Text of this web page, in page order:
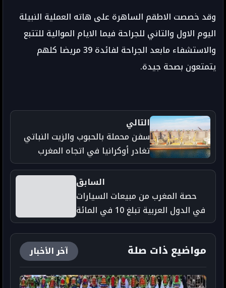
وقد خصصت الاطقم الساهرة على هاته العملية النبيلة
اليوم الاول والتاني للجراحة فيما الايام الموالية للتتبع
والاستشفاء مابعد الجراحة لفائدة 39 مريضا كلهم
يتمتعون بصحة جيدة.
التالي
سفن محملة بالحبوب والزيت النباتي
تغادر أوكرانيا في اتجاه المغرب
السابق
حصة المغرب من مبيعات السيارات
في الدول العربية تبلغ 10 في المائة
مواضيع ذات صلة آخر الأخبار